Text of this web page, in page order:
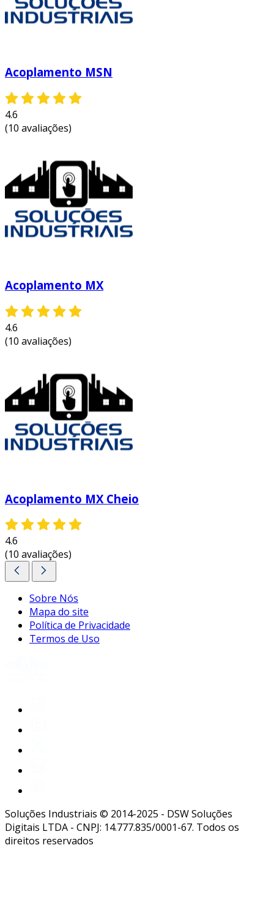
Acoplamento MSN
4.6
(10 avaliações)
Acoplamento MX
4.6
(10 avaliações)
Acoplamento MX Cheio
4.6
(10 avaliações)
Sobre Nós
Mapa do site
Política de Privacidade
Termos de Uso
Soluções Industriais © 2014-2025 - DSW Soluções
Digitais LTDA - CNPJ: 14.777.835/0001-67. Todos os
direitos reservados